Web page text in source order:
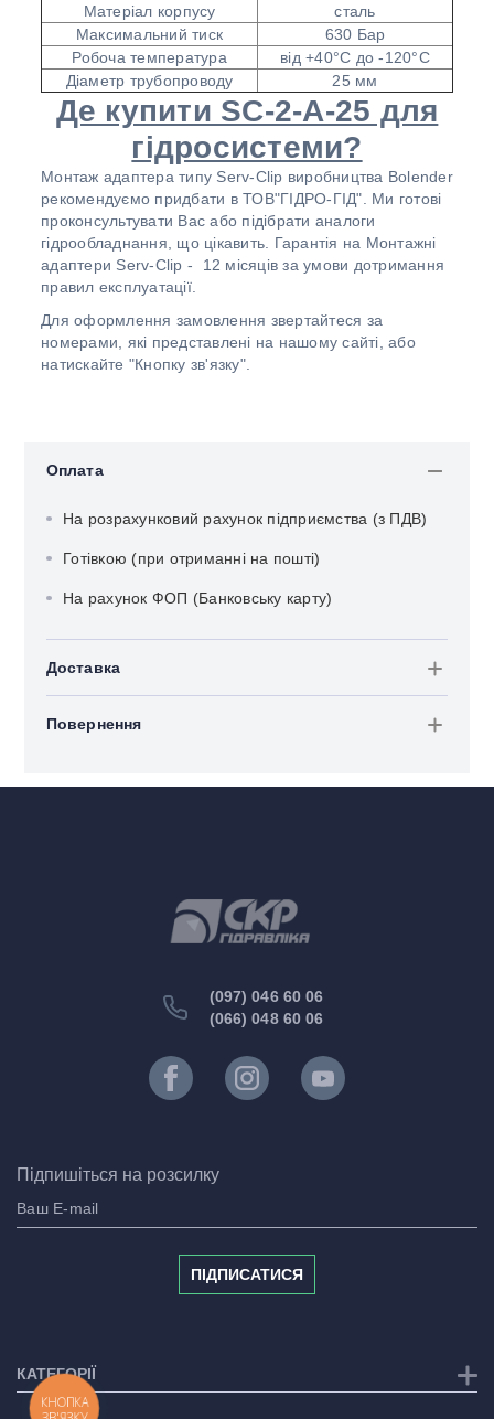
Матеріал корпусу
сталь
Максимальний тиск
630 Бар
Робоча температура
від +40°С до -120°С
Діаметр трубопроводу
25 мм
Де купити SC-2-A-25 для
гідросистеми?
Монтаж адаптера типу Serv-Clip виробництва Bolender
рекомендуємо придбати в ТОВ"ГІДРО-ГІД". Ми готові
проконсультувати Вас або підібрати аналоги
гідрообладнання, що цікавить. Гарантія на Монтажні
адаптери Serv-Clip - 12 місяців за умови дотримання
правил експлуатації.
Для оформлення замовлення звертайтеся за
номерами, які представлені на нашому сайті, або
натискайте "Кнопку зв'язку".
Оплата
На розрахунковий рахунок підприємства (з ПДВ)
Готівкою (при отриманні на пошті)
На рахунок ФОП (Банковську карту)
Доставка
Повернення
(097) 046 60 06
(066) 048 60 06
Підпишіться на розсилку
ПІДПИСАТИСЯ
КАТЕГОРІЇ
КНОПКА